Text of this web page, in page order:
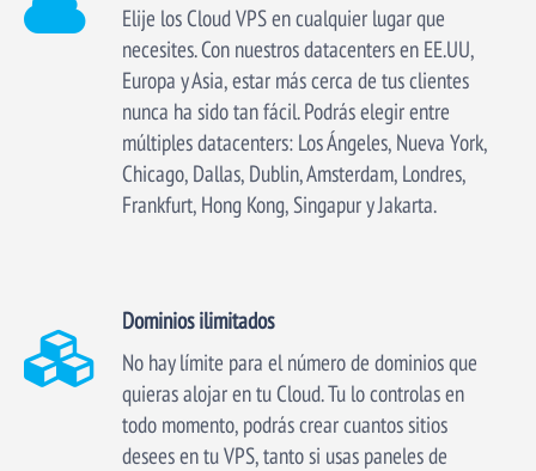
Elije los Cloud VPS en cualquier lugar que
necesites. Con nuestros datacenters en EE.UU,
Europa y Asia, estar más cerca de tus clientes
nunca ha sido tan fácil. Podrás elegir entre
múltiples datacenters: Los Ángeles, Nueva York,
Chicago, Dallas, Dublin, Amsterdam, Londres,
Frankfurt, Hong Kong, Singapur y Jakarta.
Dominios ilimitados
No hay límite para el número de dominios que
quieras alojar en tu Cloud. Tu lo controlas en
todo momento, podrás crear cuantos sitios
desees en tu VPS, tanto si usas paneles de